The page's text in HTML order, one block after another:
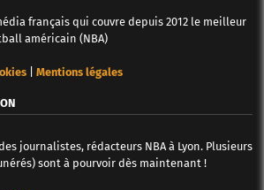
français qui couvre depuis 2012 le meilleur
américain (NBA)
| Mentions légales
journalistes, rédacteurs NBA à Lyon. Plusieurs
sont à pourvoir dès maintenant !